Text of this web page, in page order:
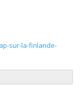
sur-la-finlande-